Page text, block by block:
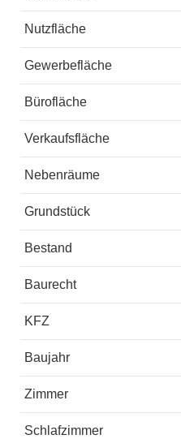
Nutzfläche
Gewerbefläche
Bürofläche
Verkaufsfläche
Nebenräume
Grundstück
Bestand
Baurecht
KFZ
Baujahr
Zimmer
Schlafzimmer